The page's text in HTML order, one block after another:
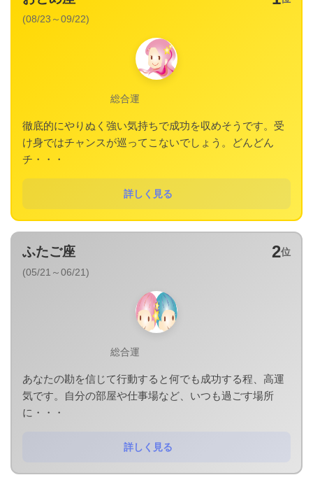
(08/23～09/22)
総合運
徹底的にやりぬく強い気持ちで成功を収めそうです。受
け身ではチャンスが巡ってこないでしょう。どんどん
チ・・・
詳しく見る
2位
ふたご座
(05/21～06/21)
総合運
あなたの勘を信じて行動すると何でも成功する程、高運
気です。自分の部屋や仕事場など、いつも過ごす場所
に・・・
詳しく見る